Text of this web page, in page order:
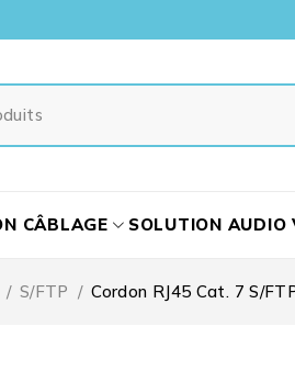
CÂBLAGE SOLUTION AUDIO
/ S/FTP / Cordon RJ45 Cat. 7 S/